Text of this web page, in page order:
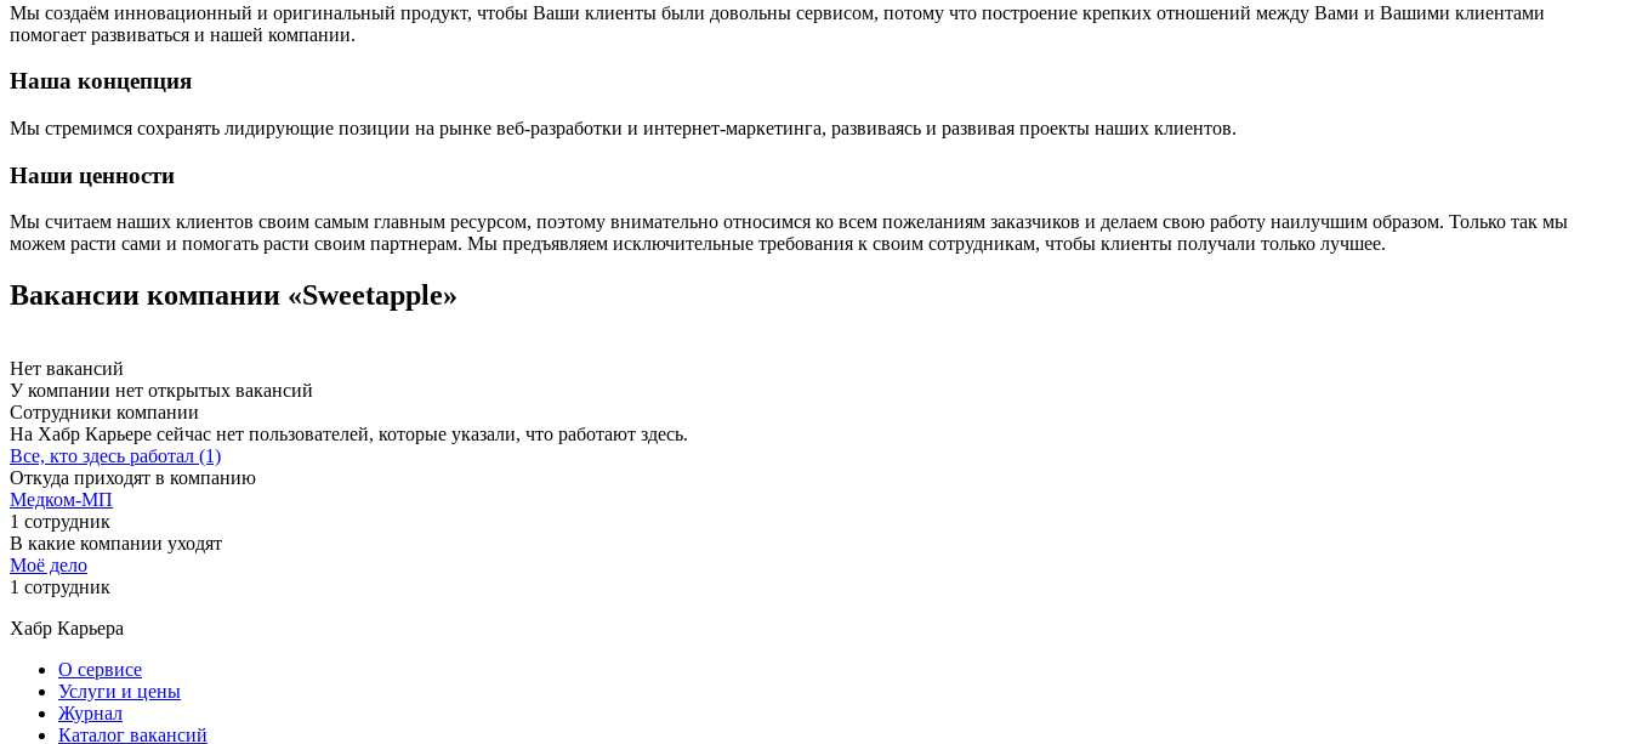
Мы создаём инновационный и оригинальный продукт, чтобы Ваши клиенты были довольны сервисом, потому что построение крепких отношений между Вами и Вашими клиентами
помогает развиваться и нашей компании.
Наша концепция
Мы стремимся сохранять лидирующие позиции на рынке веб-разработки и интернет-маркетинга, развиваясь и развивая проекты наших клиентов.
Наши ценности
Мы считаем наших клиентов своим самым главным ресурсом, поэтому внимательно относимся ко всем пожеланиям заказчиков и делаем свою работу наилучшим образом. Только так мы
можем расти сами и помогать расти своим партнерам. Мы предъявляем исключительные требования к своим сотрудникам, чтобы клиенты получали только лучшее.
Вакансии компании «Sweetapple»
Нет вакансий
У компании нет открытых вакансий
Сотрудники компании
На Хабр Карьере сейчас нет пользователей, которые указали, что работают здесь.
Все, кто здесь работал (1)
Откуда приходят в компанию
Медком-МП
1 сотрудник
В какие компании уходят
Моё дело
1 сотрудник
Хабр Карьера
О сервисе
Услуги и цены
Журнал
Каталог вакансий